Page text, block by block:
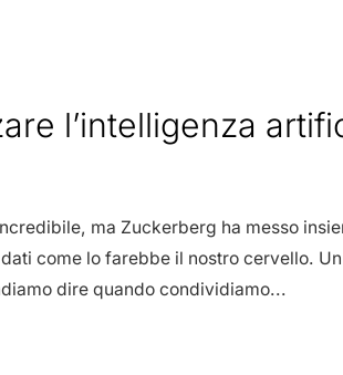
l’intelligenza
ma Zuckerberg ha messo
come lo farebbe il nostro cervello.
dire quando condividiamo...